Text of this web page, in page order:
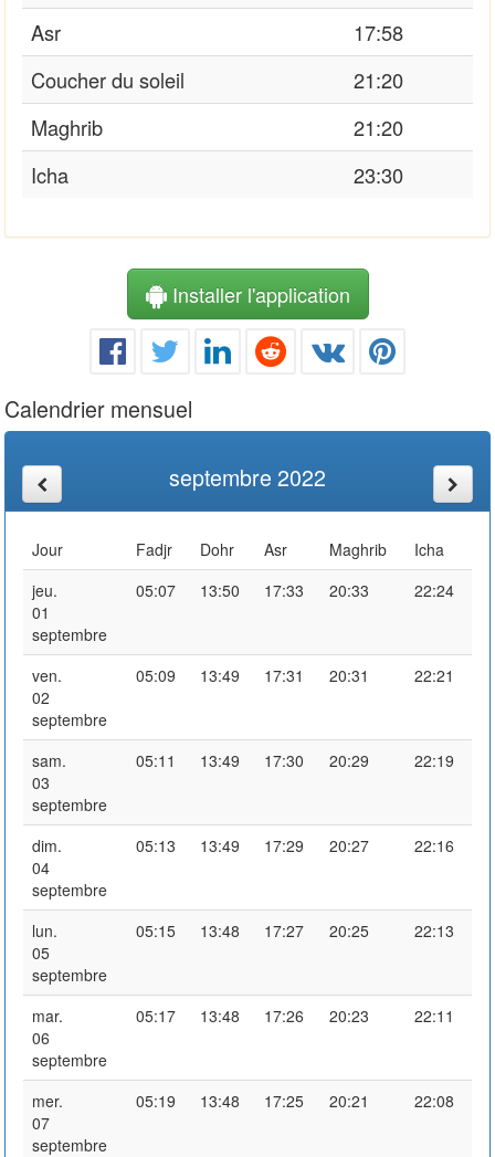
Asr
17:58
Coucher du soleil
21:20
Maghrib
21:20
Icha
23:30
Installer l'application
Calendrier mensuel
septembre 2022
Jour Fadjr Dohr Asr Maghrib
Icha
jeu.
01
septembre
05:07 13:50 17:33 20:33 22:24
ven.
02
septembre
05:09 13:49 17:31 20:31 22:21
sam.
03
septembre
05:11 13:49 17:30 20:29 22:19
dim.
04
septembre
05:13 13:49 17:29 20:27 22:16
lun.
05
septembre
05:15 13:48 17:27 20:25 22:13
mar.
06
septembre
05:17 13:48 17:26 20:23 22:11
mer.
07
septembre
05:19 13:48 17:25 20:21 22:08